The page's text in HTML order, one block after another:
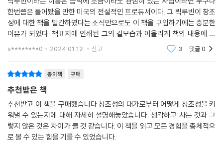
서 놀라울 정도로 수준 높은 결과를 꾸준히 내왔다. 음악에 관심 있는 사람
에게, 그의 이름은 전설이다.
위대한 프로듀서는 많지만 장르에 국한되거나 시간이 흐르면서 빛이 바래
보여주고 있다. 어떻게 그럴 수 있을까? 비결이 도대체 뭘까? 이것이 늘 궁
금했다. 그런 그가 첫 책을 썼다. ‘창조적 행위: 존재의 방식’이라는 근사한
제목의 책을. 마침내 궁금증을 해결할 기회가 온 것이다.
그의 사진을 보면 괴짜 같아 보인다. 스타워즈의 마스터인 요다를 닮은 것
같기도 하다. 이 책에서 그는 실제로 마스터의 포스를 유감없이 보여준다.
음악을 넘어, 모든 분야에서 창조적 행위란 어떻게 일어나는지. 우리는 어
한번쯤은 들어봤을 만한 미국의 전설적인 프로듀서이다. 그 릭루빈이 창조
성에 대한 책을 발간하였다는 소식만으로도 이 책을 구입하기에는 충분한
이유가 되었다. 책표지에 인쇄된 그의 겉모습과 어울리게 책의 내용에 대
한 첫 인상은 릭루빈은 단순히 성공한 전설적인 프로듀서인가? 예술의 한
s********0 2024.01.12. 신고 3 댓글0
종이책 구매
추천받은 책
추천받고 이 책을 구매했습니다 창조성의 대가로부터 어떻게 창조성을 키
워낼 수 있는지에 대해 자세히 설명해놓았습니다. 생각하고 사는 것과 그
렇지 않은 것은 차이가 클 것 같습니다. 이 책을 읽고 모든 경험을 총체적으
로 볼 수 있는 힘을 기를 수 있었습니다.